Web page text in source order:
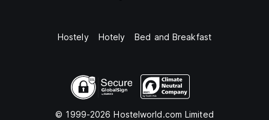
Hostely Hotely Bed and Breakfast
© 1999-2026 Hostelworld.com Limited